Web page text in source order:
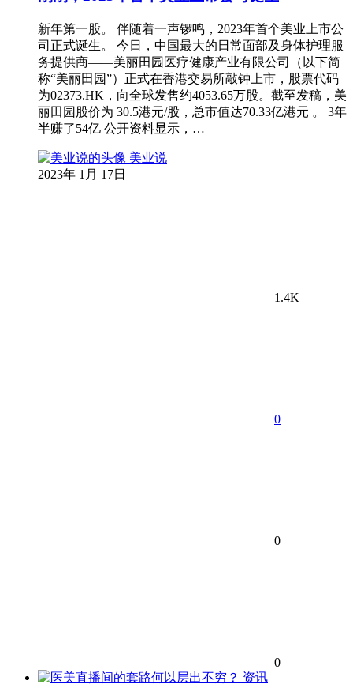
新年第一股。 伴随着一声锣鸣，2023年首个美业上市公
司正式诞生。 今日，中国最大的日常面部及身体护理服
务提供商——美丽田园医疗健康产业有限公司（以下简
称“美丽田园”）正式在香港交易所敲钟上市，股票代码
为02373.HK，向全球发售约4053.65万股。截至发稿，美
丽田园股价为 30.5港元/股，总市值达70.33亿港元 。 3年
半赚了54亿 公开资料显示，…
美业说
2023年 1月 17日
1.4K
0
0
0
资讯